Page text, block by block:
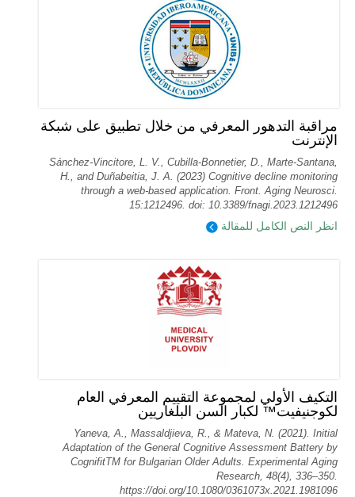
مراقبة التدهور المعرفي من خلال تطبيق على شبكة
الإنترنت
Sánchez-Vincitore, L. V., Cubilla-Bonnetier, D., Marte-Santana,
H., and Duñabeitia, J. A. (2023) Cognitive decline monitoring
through a web-based application. Front. Aging Neurosci.
15:1212496. doi: 10.3389/fnagi.2023.1212496
انظر النص الكامل للمقالة
التكيف الأولي لمجموعة التقييم المعرفي العام
لكوجنيفيت™ لكبار السن البلغاريين
Yaneva, A., Massaldjieva, R., & Mateva, N. (2021). Initial
Adaptation of the General Cognitive Assessment Battery by
CognifitTM for Bulgarian Older Adults. Experimental Aging
Research, 48(4), 336–350.
https://doi.org/10.1080/0361073x.2021.1981096